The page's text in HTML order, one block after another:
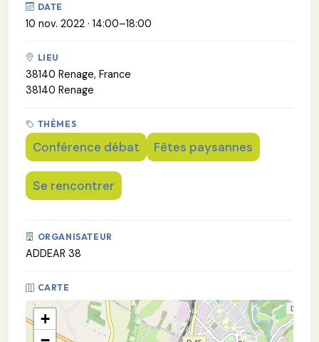
DATE
10 nov. 2022 · 14:00–18:00
LIEU
38140 Renage, France
38140 Renage
THÈMES
Conférence débat Fêtes paysannes
Se rencontrer
ORGANISATEUR
ADDEAR 38
CARTE
+